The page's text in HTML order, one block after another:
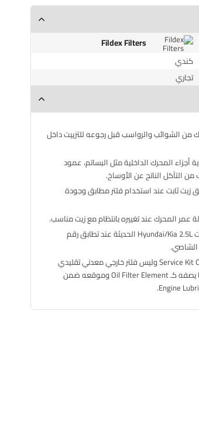
Fildex Filters
كندي
تجاري
من الشوائب والرواسب قبل رجوعه للتزييت داخل
أجزاء المحرك الداخلية مثل البساتم، عمود
من التآكل الناتج عن الأوساخ.
زيت ثابت عند استخدام فلتر مطابق وجودة
عمر المحرك عند تغييره بانتظام مع زيت مناسب.
مناسب لمحركات Hyundai/Kia 2.5L الحديثة عند تطابق رقم
الشاصي.
يأتي كـ Service Kit Oil Filter وليس فلتر خارجي معدني تقليدي
دائماً؛ FitinPart يصفه كـ Oil Filter Element وموقعه ضمن
Engine